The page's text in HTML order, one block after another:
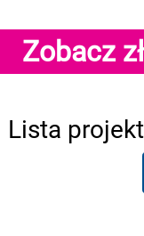
Zobacz
Lista